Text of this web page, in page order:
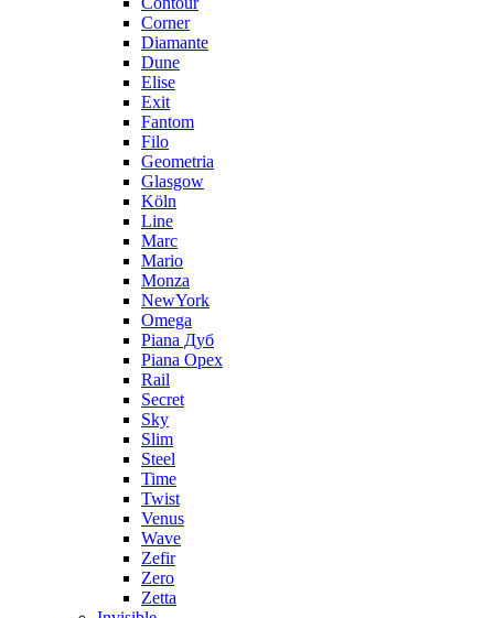
Corner
Diamante
Dune
Elise
Exit
Fantom
Filo
Geometria
Glasgow
Köln
Line
Marc
Mario
Monza
NewYork
Omega
Piana Дуб
Piana Орех
Rail
Secret
Sky
Slim
Steel
Time
Twist
Venus
Wave
Zefir
Zero
Zetta